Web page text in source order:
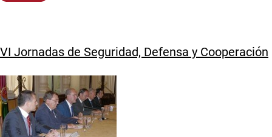
VI Jornadas de Seguridad, Defensa y Cooperación